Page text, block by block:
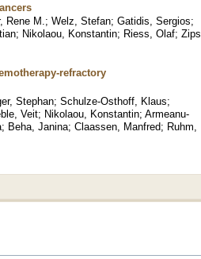
Rene M. ; Welz, Stefan; Gatidis, Sergios;
; Nikolaou, Konstantin; Riess, Olaf; Zips,
refractory
Stephan; Schulze-Osthoff, Klaus;
Veit; Nikolaou, Konstantin; Armeanu-
; Beha, Janina; Claassen, Manfred; Ruhm,